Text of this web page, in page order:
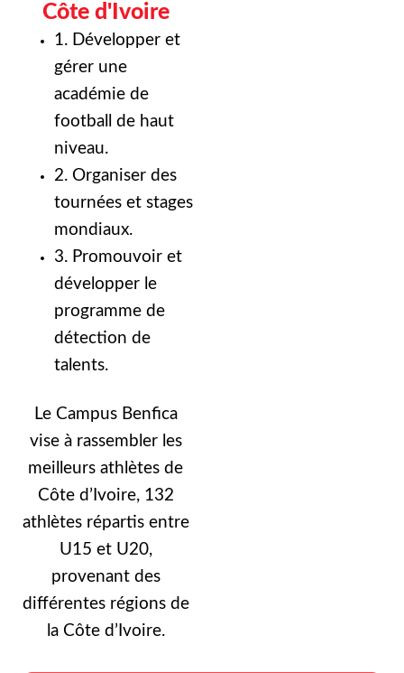
Côte d'Ivoire
1. Développer et
gérer une
académie de
football de haut
niveau.
2. Organiser des
tournées et stages
mondiaux.
3. Promouvoir et
développer le
programme de
détection de
talents.
Le Campus Benfica
vise à rassembler les
meilleurs athlètes de
Côte d’Ivoire, 132
athlètes répartis entre
U15 et U20,
provenant des
différentes régions de
la Côte d’Ivoire.